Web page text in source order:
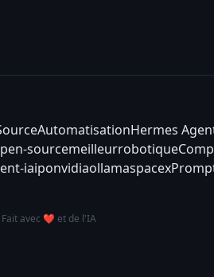
AutomatisationHermes
sourcemeilleurrobotique
iaiponvidiaollamaspacex
avec ❤️ et de l'IA